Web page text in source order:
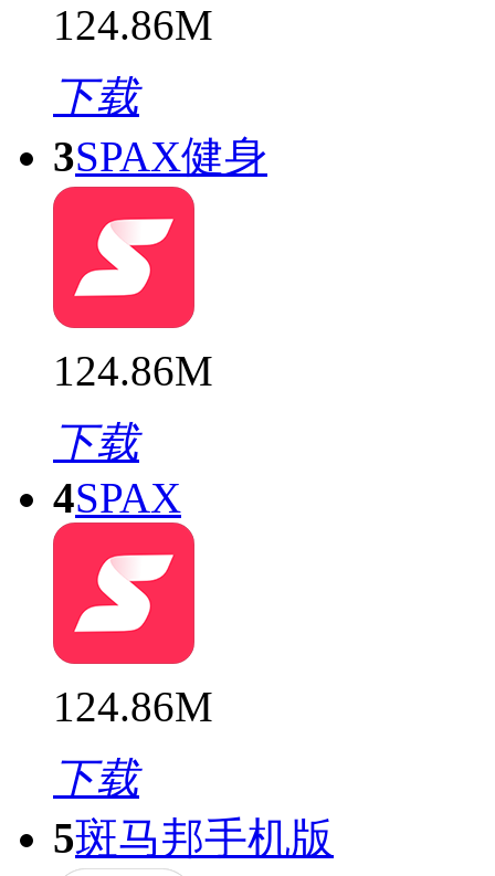
124.86M
下载
3SPAX健身
124.86M
下载
4SPAX
124.86M
下载
5斑马邦手机版